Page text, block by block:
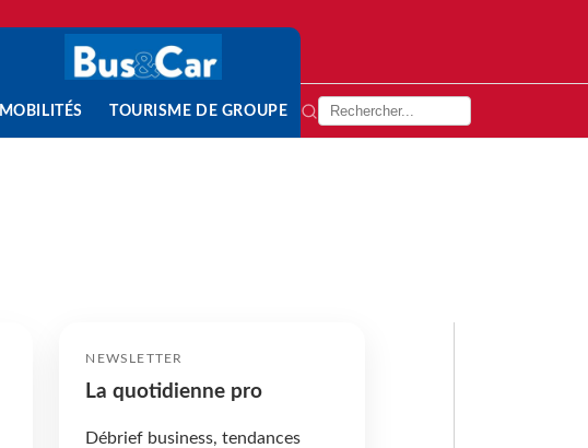
MOBILITÉS TOURISME DE GROUPE
NEWSLETTER
La quotidienne pro
Débrief business, tendances